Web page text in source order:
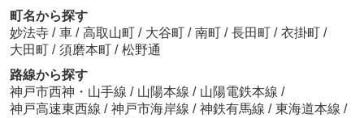
町名から探す
妙法寺 / 車 / 高取山町 / 大谷町 / 南町 / 長田町 / 衣掛町 /
大田町 / 須磨本町 / 松野通
路線から探す
神戸市西神・山手線 / 山陽本線 / 山陽電鉄本線 /
神戸高速東西線 / 神戸市海岸線 / 神鉄有馬線 / 東海道本線 /